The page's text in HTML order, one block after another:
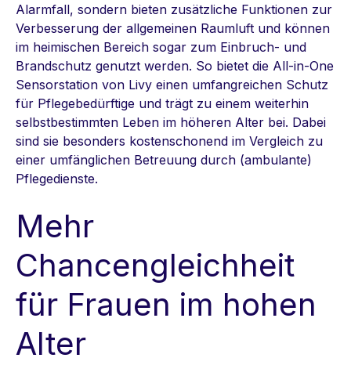
Alarmfall, sondern bieten zusätzliche Funktionen zur
Verbesserung der allgemeinen Raumluft und können
im heimischen Bereich sogar zum Einbruch- und
Brandschutz genutzt werden. So bietet die All-in-One
Sensorstation von Livy einen umfangreichen Schutz
für Pflegebedürftige und trägt zu einem weiterhin
selbstbestimmten Leben im höheren Alter bei. Dabei
sind sie besonders kostenschonend im Vergleich zu
einer umfänglichen Betreuung durch (ambulante)
Pflegedienste.
Mehr
Chancengleichheit
für Frauen im hohen
Alter